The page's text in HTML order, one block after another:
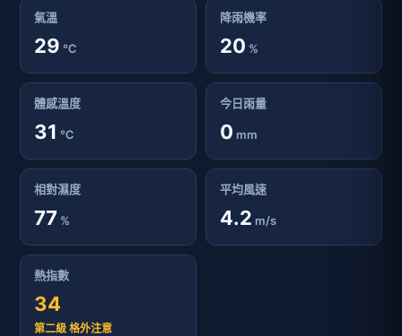
氣溫
29 ℃
降雨機率
20 %
體感溫度
31 ℃
今日雨量
0 mm
相對濕度
77 %
平均風速
4.2 m/s
熱指數
34
第二級 格外注意